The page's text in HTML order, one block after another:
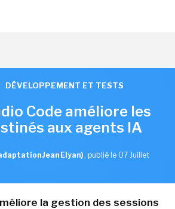
DÉVELOPPEMENT ET TESTS
Code améliore les
aux agents IA
Jean Elyan) , publié le 07 Juillet
la gestion des sessions